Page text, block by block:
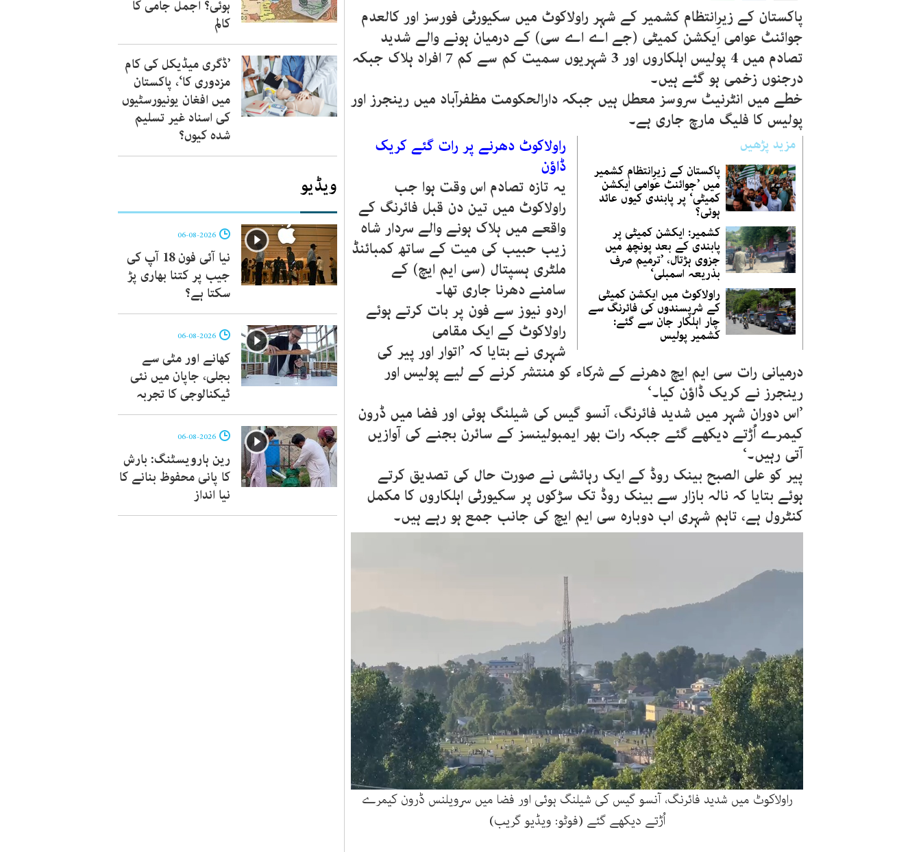
Volume
90%
پاکستان کے زیرِانتظام کشمیر کے شہر راولاکوٹ میں سکیورٹی فورسز اور کالعدم
جوائنٹ عوامی ایکشن کمیٹی (جے اے اے سی) کے درمیان ہونے والے شدید
تصادم میں 4 پولیس اہلکاروں اور 3 شہریوں سمیت کم سے کم 7 افراد ہلاک جبکہ
درجنوں زخمی ہو گئے ہیں۔
خطے میں انٹرنیٹ سروسز معطل ہیں جبکہ دارالحکومت مظفرآباد میں رینجرز اور
پولیس کا فلیگ مارچ جاری ہے۔
مزید پڑھیں
پاکستان کے زیرِانتظام کشمیر
میں ’جوائنٹ عوامی ایکشن
کمیٹی‘ پر پابندی کیوں عائد
ہوئی؟
کشمیر: ایکشن کمیٹی پر
پابندی کے بعد پونچھ میں
جزوی ہڑتال، ’ترمیم صرف
بذریعہ اسمبلی‘
راولاکوٹ میں ایکشن کمیٹی
کے شرپسندوں کی فائرنگ سے
چار اہلکار جان سے گئے:
کشمیر پولیس
راولاکوٹ دھرنے پر رات گئے کریک
ڈاؤن
یہ تازہ تصادم اس وقت ہوا جب
راولاکوٹ میں تین دن قبل فائرنگ کے
واقعے میں ہلاک ہونے والے سردار شاہ
زیب حبیب کی میت کے ساتھ کمبائنڈ
ملٹری ہسپتال (سی ایم ایچ) کے
سامنے دھرنا جاری تھا۔
اردو نیوز سے فون پر بات کرتے ہوئے
راولاکوٹ کے ایک مقامی
شہری نے بتایا کہ ’اتوار اور پیر کی
درمیانی رات سی ایم ایچ دھرنے کے شرکاء کو منتشر کرنے کے لیے پولیس اور
رینجرز نے کریک ڈاؤن کیا۔‘
’اس دوران شہر میں شدید فائرنگ، آنسو گیس کی شیلنگ ہوئی اور فضا میں ڈرون
کیمرے اُڑتے دیکھے گئے جبکہ رات بھر ایمبولینسز کے سائرن بجنے کی آوازیں
آتی رہیں۔‘
پیر کو علی الصبح بینک روڈ کے ایک رہائشی نے صورت حال کی تصدیق کرتے
ہوئے بتایا کہ نالہ بازار سے بینک روڈ تک سڑکوں پر سکیورٹی اہلکاروں کا مکمل
کنٹرول ہے، تاہم شہری اب دوبارہ سی ایم ایچ کی جانب جمع ہو رہے ہیں۔
راولاکوٹ میں شدید فائرنگ، آنسو گیس کی شیلنگ ہوئی اور فضا میں سرویلنس ڈرون کیمرے
اُڑتے دیکھے گئے (فوٹو: ویڈیو گریب)
ہوئی؟ اجمل جامی کا
کالم
’ڈگری میڈیکل کی کام
مزدوری کا‘، پاکستان
میں افغان یونیورسٹیوں
کی اسناد غیر تسلیم
شدہ کیوں؟
ویڈیو
نیا آئی فون 18 آپ کی
جیب پر کتنا بھاری پڑ
سکتا ہے؟
کھانے اور مٹی سے
بجلی، جاپان میں نئی
ٹیکنالوجی کا تجربہ
رین ہارویسٹنگ: بارش
کا پانی محفوظ بنانے کا
نیا انداز